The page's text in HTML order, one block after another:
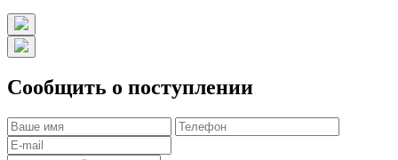
Сообщить о поступлении